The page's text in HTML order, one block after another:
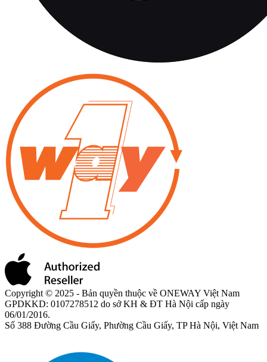
Copyright © 2025 - Bản quyền thuộc về ONEWAY Việt Nam
GPDKKD: 0107278512 do sở KH & ĐT Hà Nội cấp ngày
06/01/2016.
Số 388 Đường Cầu Giấy, Phường Cầu Giấy, TP Hà Nội, Việt Nam